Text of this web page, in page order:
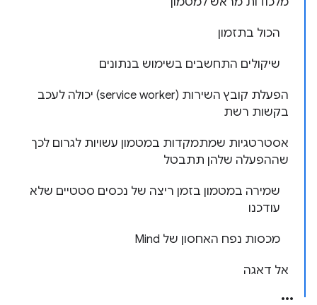
הכול בתזמון
שיקולים התחשבים בשימוש בנתונים
הפעלת קובץ השירות (service worker) יכולה לעכב
בקשות רשת
אסטרטגיות שמתמקדות במטמון עשויות לגרום לכך
שההפעלה שלהן תתבטל
שמירה במטמון בזמן ריצה של נכסים סטטיים שלא
עודכנו
מכסות נפח האחסון של Mind
אל דאגה